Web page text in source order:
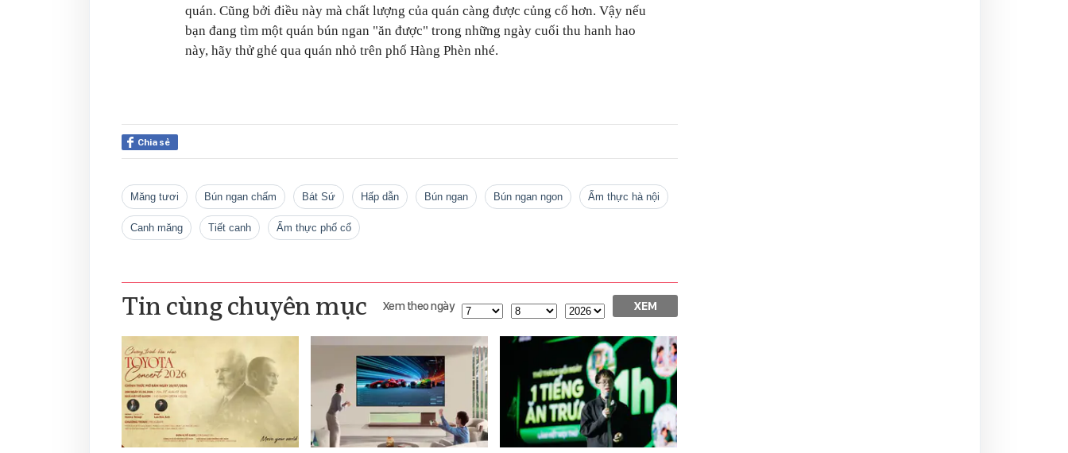
quán. Cũng bởi điều này mà chất lượng của quán càng được củng cố hơn. Vậy nếu
bạn đang tìm một quán bún ngan "ăn được" trong những ngày cuối thu hanh hao
này, hãy thử ghé qua quán nhỏ trên phố Hàng Phèn nhé.
Chia sẻ
măng tươi bún ngan chấm Bát Sứ hấp dẫn bún ngan bún ngan ngon ẩm thực hà nội
canh măng tiết canh ẩm thực phố cổ
Tin cùng chuyên mục Xem theo ngày XEM